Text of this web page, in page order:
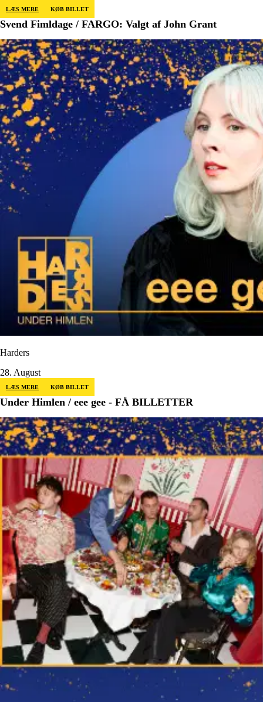
LÆS MERE KØB BILLET
Svend Fimldage / FARGO: Valgt af John Grant
Harders
28. August
LÆS MERE KØB BILLET
Under Himlen / eee gee - FÅ BILLETTER